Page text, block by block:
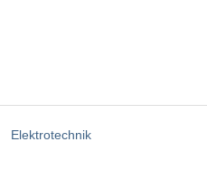
Elektrotechnik